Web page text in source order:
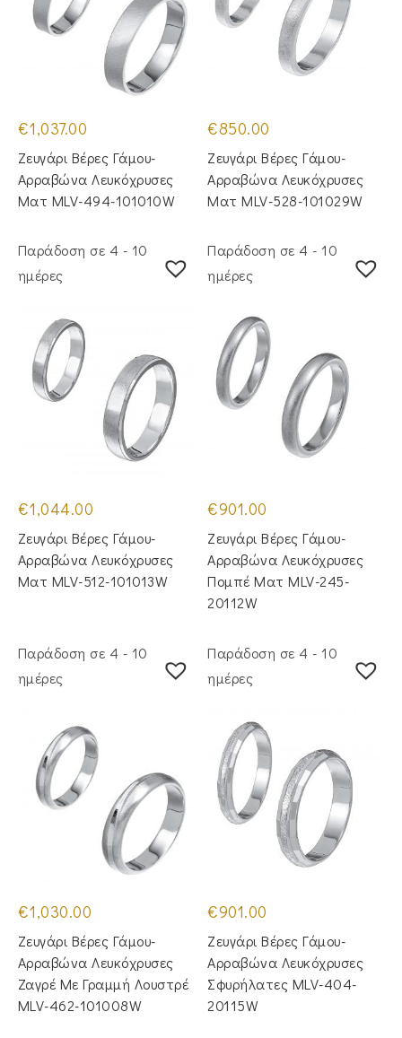
€1,037.00
Ζευγάρι Βέρες Γάμου-
Αρραβώνα Λευκόχρυσες
Ματ MLV-494-101010W
€850.00
Ζευγάρι Βέρες Γάμου-
Αρραβώνα Λευκόχρυσες
Ματ MLV-528-101029W
Παράδοση σε 4 - 10
ημέρες
€1,044.00
Ζευγάρι Βέρες Γάμου-
Αρραβώνα Λευκόχρυσες
Ματ MLV-512-101013W
Παράδοση σε 4 - 10
ημέρες
€901.00
Ζευγάρι Βέρες Γάμου-
Αρραβώνα Λευκόχρυσες
Πομπέ Ματ MLV-245-
20112W
Παράδοση σε 4 - 10
ημέρες
€1,030.00
Ζευγάρι Βέρες Γάμου-
Αρραβώνα Λευκόχρυσες
Ζαγρέ Με Γραμμή Λουστρέ
MLV-462-101008W
Παράδοση σε 4 - 10
ημέρες
€901.00
Ζευγάρι Βέρες Γάμου-
Αρραβώνα Λευκόχρυσες
Σφυρήλατες MLV-404-
20115W